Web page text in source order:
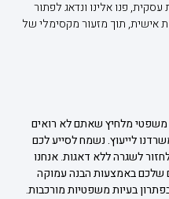
פנו אלינו ונדאג לפתור
אישית, תוך מזעור מקסימלי של
מלחיץ שאתם לא רואים
לייעוץ. נשמח לסייע לכם
לשגרה ללא דאגות.אנחנו
שלכם באמצעות הבנה עמוקה
בעיות משפטיות מורכבות.